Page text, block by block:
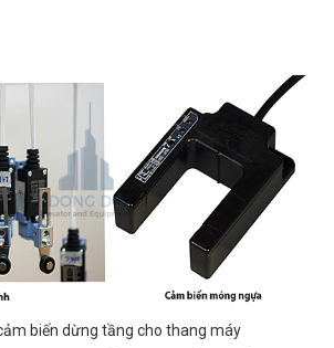
biến dừng tầng cho thang máy